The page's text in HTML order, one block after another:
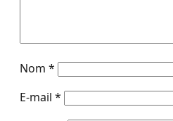
Nom *
E-mail *